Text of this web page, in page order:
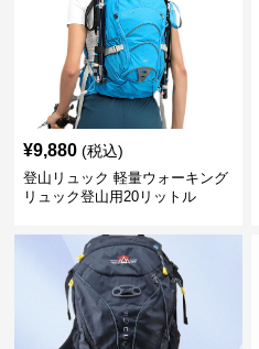
¥9,880 (税込)
登山リュック 軽量ウォーキング
リュック登山用20リットル